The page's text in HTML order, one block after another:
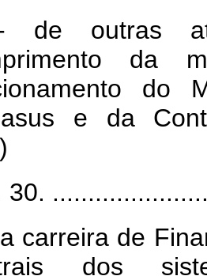
outras
da
do
e da
30.
carreira de
dos